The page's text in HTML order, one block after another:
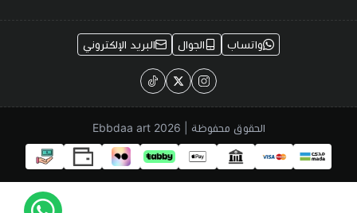
واتساب الجوال البريد الإلكتروني
الحقوق محفوظة | 2026 Ebbdaa art